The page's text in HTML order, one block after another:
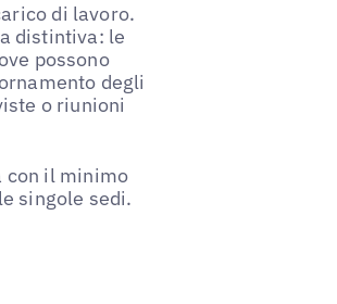
di lavoro.
distintiva: le
possono
degli
o riunioni
con il minimo
singole sedi.